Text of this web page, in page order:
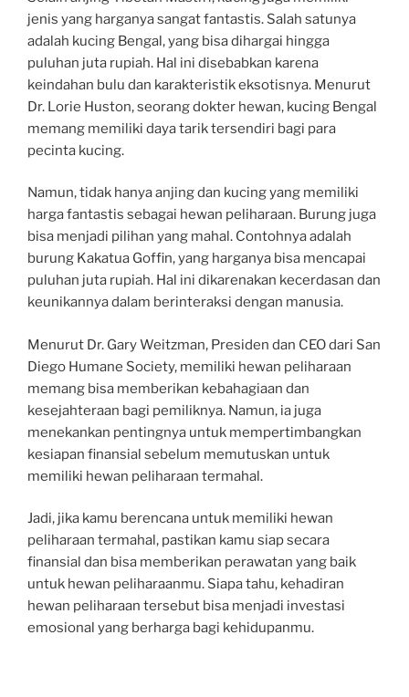
jenis yang harganya sangat fantastis. Salah satunya
adalah kucing Bengal, yang bisa dihargai hingga
puluhan juta rupiah. Hal ini disebabkan karena
keindahan bulu dan karakteristik eksotisnya. Menurut
Dr. Lorie Huston, seorang dokter hewan, kucing Bengal
memang memiliki daya tarik tersendiri bagi para
pecinta kucing.
Namun, tidak hanya anjing dan kucing yang memiliki
harga fantastis sebagai hewan peliharaan. Burung juga
bisa menjadi pilihan yang mahal. Contohnya adalah
burung Kakatua Goffin, yang harganya bisa mencapai
puluhan juta rupiah. Hal ini dikarenakan kecerdasan dan
keunikannya dalam berinteraksi dengan manusia.
Menurut Dr. Gary Weitzman, Presiden dan CEO dari San
Diego Humane Society, memiliki hewan peliharaan
memang bisa memberikan kebahagiaan dan
kesejahteraan bagi pemiliknya. Namun, ia juga
menekankan pentingnya untuk mempertimbangkan
kesiapan finansial sebelum memutuskan untuk
memiliki hewan peliharaan termahal.
Jadi, jika kamu berencana untuk memiliki hewan
peliharaan termahal, pastikan kamu siap secara
finansial dan bisa memberikan perawatan yang baik
untuk hewan peliharaanmu. Siapa tahu, kehadiran
hewan peliharaan tersebut bisa menjadi investasi
emosional yang berharga bagi kehidupanmu.